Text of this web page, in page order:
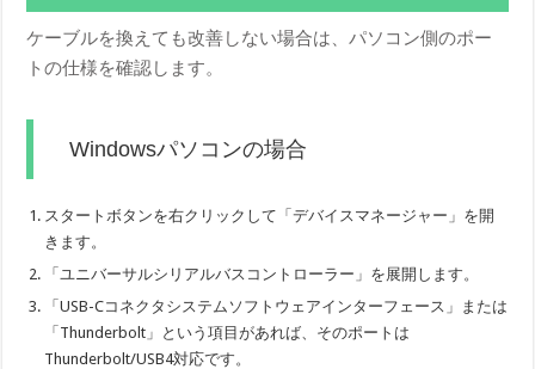
ケーブルを換えても改善しない場合は、パソコン側のポー
トの仕様を確認します。
Windowsパソコンの場合
スタートボタンを右クリックして「デバイスマネージャー」を開
きます。
「ユニバーサルシリアルバスコントローラー」を展開します。
「USB-Cコネクタシステムソフトウェアインターフェース」または
「Thunderbolt」という項目があれば、そのポートは
Thunderbolt/USB4対応です。